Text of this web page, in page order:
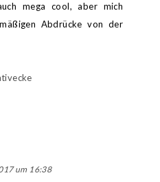
mega cool, aber mich
Abdrücke von der
um 16:38